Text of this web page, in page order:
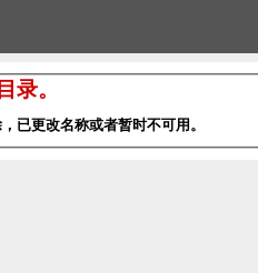
录。
已更改名称或者暂时不可用。